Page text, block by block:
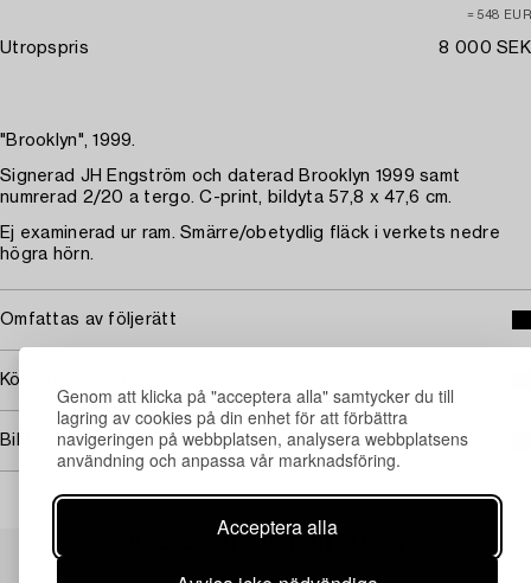
Genom att klicka på "acceptera alla" samtycker du till
lagring av cookies på din enhet för att förbättra
navigeringen på webbplatsen, analysera webbplatsens
användning och anpassa vår marknadsföring.
Acceptera alla
≈ 548 EUR
Utropspris 8 000 SEK
"Brooklyn", 1999.
Signerad JH Engström och daterad Brooklyn 1999 samt
numrerad 2/20 a tergo. C-print, bildyta 57,8 x 47,6 cm.
Ej examinerad ur ram. Smärre/obetydlig fläck i verkets nedre
högra hörn.
Omfattas av följerätt
Köpinformation
Bildrättigheter
Andra har även tittat på